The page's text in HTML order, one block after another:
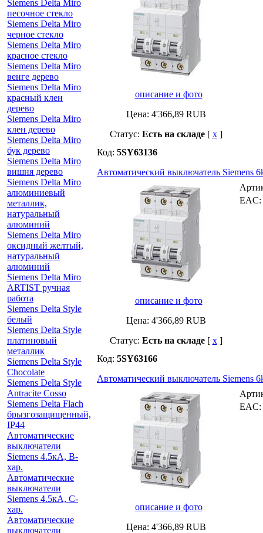
Siemens Delta Miro
песочное стекло
Siemens Delta Miro
черное стекло
Siemens Delta Miro
красное стекло
Siemens Delta Miro
венге дерево
Siemens Delta Miro
красный клен
дерево
Siemens Delta Miro
клен дерево
Siemens Delta Miro
бук дерево
Siemens Delta Miro
вишня дерево
Siemens Delta Miro
алюминиевый
металлик,
натуральный
алюминий
Siemens Delta Miro
оксидный желтый,
натуральный
алюминий
Siemens Delta Miro
ARTIST ручная
работа
Siemens Delta Style
белый
Siemens Delta Style
платиновый
металлик
Siemens Delta Style
Chocolate
Siemens Delta Style
Antracite Cosso
Siemens Delta Flach
брызгозащищенный,
IP44
Автоматические
выключатели
Siemens 4.5кА, B-
хар.
Автоматические
выключатели
Siemens 4.5кА, C-
хар.
Автоматические
выключатели
описание и фото
Цена: 4'366,89RUB
Статус: Есть на складе[ x]
Код: 5SY63136
Автоматический выключатель Siemens
описание и фото
Цена: 4'366,89RUB
Статус: Есть на складе[ x]
EAC:
Код: 5SY63166
Автоматический выключатель Siemens
описание и фото
Цена: 4'366,89RUB
EAC: